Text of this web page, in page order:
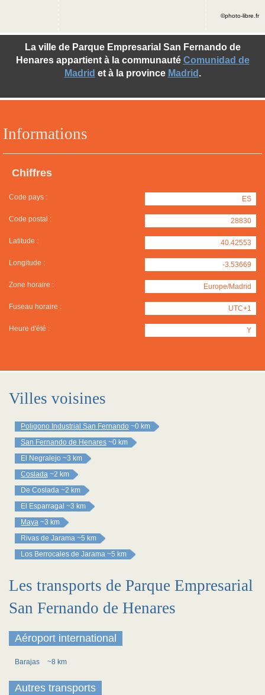
Informations
Chiffres
Code pays : ES
Code postal : 28830
Latitude : 40.42553
Longitude : -3.53669
Zone horaire : Europe/Madrid
Fuseau horaire : UTC+1
Heure d'été : Y
La ville de Parque Empresarial San Fernando de
Henares appartient à la communauté Comunidad de
Madrid et à la province Madrid .
©photo-libre.fr
Villes voisines
Poligono Industrial San Fernando ~0 km
San Fernando de Henares ~0 km
El Negralejo ~3 km
Coslada ~2 km
De Coslada ~2 km
El Esparragal ~3 km
Maya ~3 km
Rivas de Jarama ~5 km
Los Berrocales de Jarama ~5 km
Les transports de Parque Empresarial
San Fernando de Henares
Aéroport international
Barajas ~8 km
Autres transports